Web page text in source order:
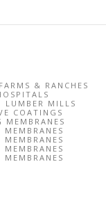
FARMS & RANCHES
LUMBER MILLS
COATINGS
MEMBRANES
MEMBRANES
MEMBRANES
MEMBRANES
MEMBRANES